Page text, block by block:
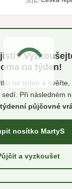
na týden!
na týden a ověřte,
sedí. Při následném
týdenní půjčovné
nosítko MartyS
a vyzkoušet